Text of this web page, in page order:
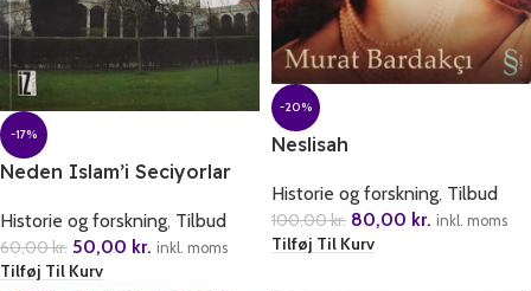
-17%
Neden Islam’i Seciyorlar
Historie og forskning, Tilbud
60,00kr. 50,00 kr. inkl. moms
Tilføj Til Kurv
-20%
Neslisah
Historie og forskning, Tilbud
100,00kr. 80,00 kr. inkl. moms
Tilføj Til Kurv